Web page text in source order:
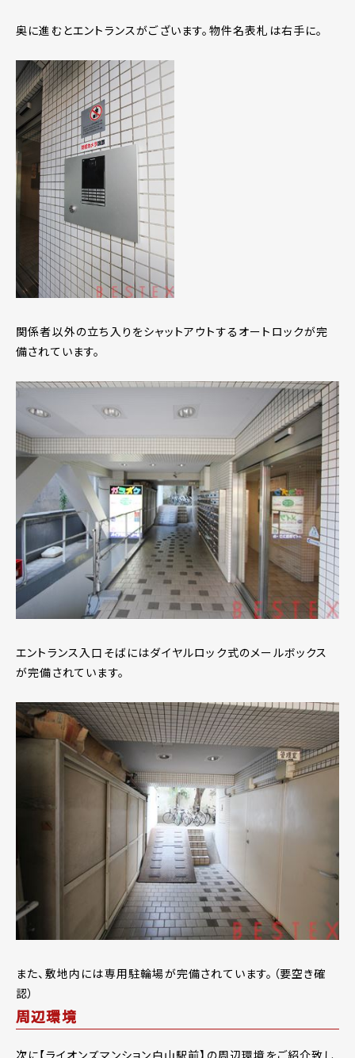
奥に進むとエントランスがございます。物件名表札は右手に。
関係者以外の立ち入りをシャットアウトするオートロックが完
備されています。
エントランス入口そばにはダイヤルロック式のメールボックス
が完備されています。
また、敷地内には専用駐輪場が完備されています。（要空き確
認）
周辺環境